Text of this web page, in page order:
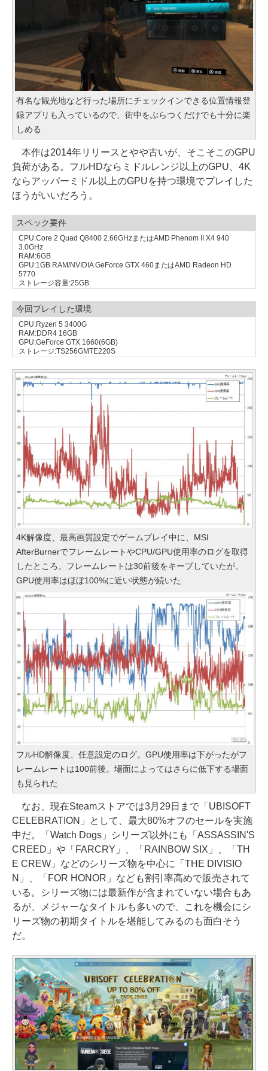
有名な観光地など行った場所にチェックインできる位置情報登
録アプリも入っているので、街中をぶらつくだけでも十分に楽
しめる
本作は2014年リリースとやや古いが、そこそこのGPU
負荷がある。フルHDならミドルレンジ以上のGPU、4K
ならアッパーミドル以上のGPUを持つ環境でプレイした
ほうがいいだろう。
スペック要件
CPU:Core 2 Quad Q8400 2.66GHzまたはAMD Phenom II X4 940
3.0GHz
RAM:6GB
GPU:1GB RAM/NVIDIA GeForce GTX 460またはAMD Radeon HD
5770
ストレージ容量:25GB
今回プレイした環境
CPU:Ryzen 5 3400G
RAM:DDR4 16GB
GPU:GeForce GTX 1660(6GB)
ストレージ:TS256GMTE220S
4K解像度、最高画質設定でゲームプレイ中に、MSI
AfterBurnerでフレームレートやCPU/GPU使用率のログを取得
したところ。フレームレートは30前後をキープしていたが、
GPU使用率はほぼ100%に近い状態が続いた
フルHD解像度、任意設定のログ。GPU使用率は下がったがフ
レームレートは100前後。場面によってはさらに低下する場面
も見られた
なお、現在Steamストアでは3月29日まで「UBISOFT
CELEBRATION」として、最大80%オフのセールを実施
中だ。「Watch Dogs」シリーズ以外にも「ASSASSIN'S
CREED」や「FARCRY」、「RAINBOW SIX」、「TH
E CREW」などのシリーズ物を中心に「THE DIVISIO
N」、「FOR HONOR」なども割引率高めで販売されて
いる。シリーズ物には最新作が含まれていない場合もあ
るが、メジャーなタイトルも多いので、これを機会にシ
リーズ物の初期タイトルを堪能してみるのも面白そう
だ。